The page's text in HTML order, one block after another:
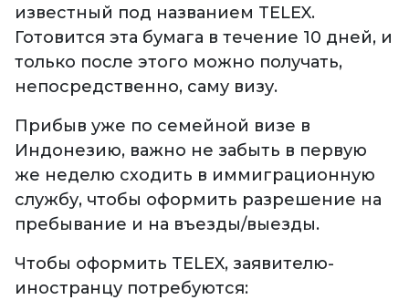
известный под названием TELEX.
Готовится эта бумага в течение 10 дней, и
только после этого можно получать,
непосредственно, саму визу.
Прибыв уже по семейной визе в
Индонезию, важно не забыть в первую
же неделю сходить в иммиграционную
службу, чтобы оформить разрешение на
пребывание и на въезды/выезды.
Чтобы оформить TELEX, заявителю-
иностранцу потребуются: